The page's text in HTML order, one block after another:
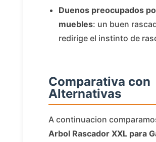
Duenos preocupados
muebles: un buen
redirige el instinto de
Comparativa con
Alternativas
A continuacion
Arbol Rascador XXL para